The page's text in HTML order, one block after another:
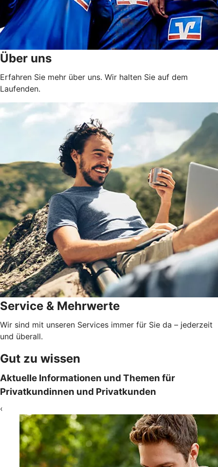
Über uns
Erfahren Sie mehr über uns. Wir halten Sie auf dem
Laufenden.
Service & Mehrwerte
Wir sind mit unseren Services immer für Sie da – jederzeit
und überall.
Gut zu wissen
Aktuelle Informationen und Themen für
Privatkundinnen und Privatkunden
‹